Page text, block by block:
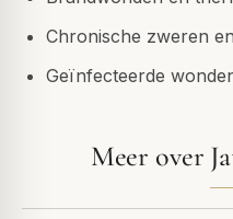
Chronische zweren
Geïnfecteerde
Meer over